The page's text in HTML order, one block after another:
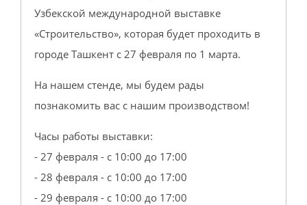
Узбекской международной выставке
«Строительство», которая будет проходить в
городе Ташкент с 27 февраля по 1 марта.
На нашем стенде, мы будем рады
познакомить вас с нашим производством!
Часы работы выставки:
- 27 февраля - с 10:00 до 17:00
- 28 февраля - с 10:00 до 17:00
- 29 февраля - с 10:00 до 17:00